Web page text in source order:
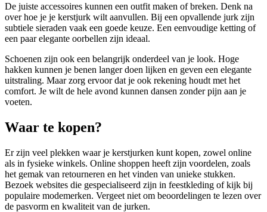
De juiste accessoires kunnen een outfit maken of breken. Denk na
over hoe je je kerstjurk wilt aanvullen. Bij een opvallende jurk zijn
subtiele sieraden vaak een goede keuze. Een eenvoudige ketting of
een paar elegante oorbellen zijn ideaal.
Schoenen zijn ook een belangrijk onderdeel van je look. Hoge
hakken kunnen je benen langer doen lijken en geven een elegante
uitstraling. Maar zorg ervoor dat je ook rekening houdt met het
comfort. Je wilt de hele avond kunnen dansen zonder pijn aan je
voeten.
Waar te kopen?
Er zijn veel plekken waar je kerstjurken kunt kopen, zowel online
als in fysieke winkels. Online shoppen heeft zijn voordelen, zoals
het gemak van retourneren en het vinden van unieke stukken.
Bezoek websites die gespecialiseerd zijn in feestkleding of kijk bij
populaire modemerken. Vergeet niet om beoordelingen te lezen over
de pasvorm en kwaliteit van de jurken.